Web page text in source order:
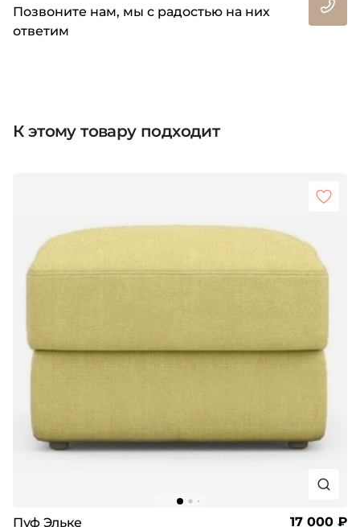
Позвоните нам, мы с радостью на них
ответим
К этому товару подходит
Пуф Эльке 17 000 ₽